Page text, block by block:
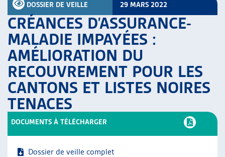
NOS PUBLICATIONS
ARTICLES
DOSSIERS DU MOIS
VEILLE
RESSOURCES
THÉMATIQUES
GUIDE SOCIAL ROMAND
AUTRES
ARTIAS
DOSSIER DE VEILLE 29 MARS 2022
CRÉANCES D’ASSURANCE-
MALADIE IMPAYÉES :
AMÉLIORATION DU
RECOUVREMENT POUR LES
CANTONS ET LISTES NOIRES
TENACES
DOCUMENTS À TÉLÉCHARGER
Dossier de veille complet